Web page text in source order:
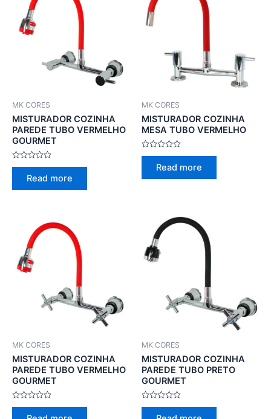
MK CORES
MISTURADOR COZINHA
PAREDE TUBO VERMELHO
GOURMET
Rated
Read more
MK CORES
MISTURADOR COZINHA
MESA TUBO VERMELHO
Rated
Read more
MK CORES
MISTURADOR COZINHA
PAREDE TUBO VERMELHO
GOURMET
Rated
MK CORES
MISTURADOR COZINHA
PAREDE TUBO PRETO
GOURMET
Rated